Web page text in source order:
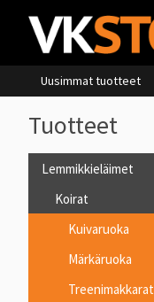
Uusimmat tuotteet
Tuotteet
Lemmikkieläimet
Koirat
Kuivaruoka
Märkäruoka
Treenimakkarat